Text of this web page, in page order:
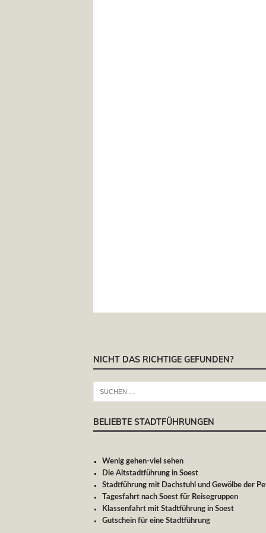
NICHT DAS RICHTIGE GEFUNDEN?
BELIEBTE STADTFÜHRUNGEN
Wenig gehen-viel sehen
Die Altstadtführung in Soest
Stadtführung mit Dachstuhl und Gewölbe der
Tagesfahrt nach Soest für Reisegruppen
Klassenfahrt mit Stadtführung in Soest
Gutschein für eine Stadtführung